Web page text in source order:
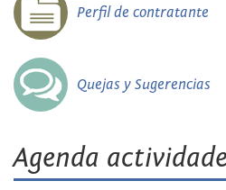
Perfil de contratante
Quejas y Sugerencias
Agenda